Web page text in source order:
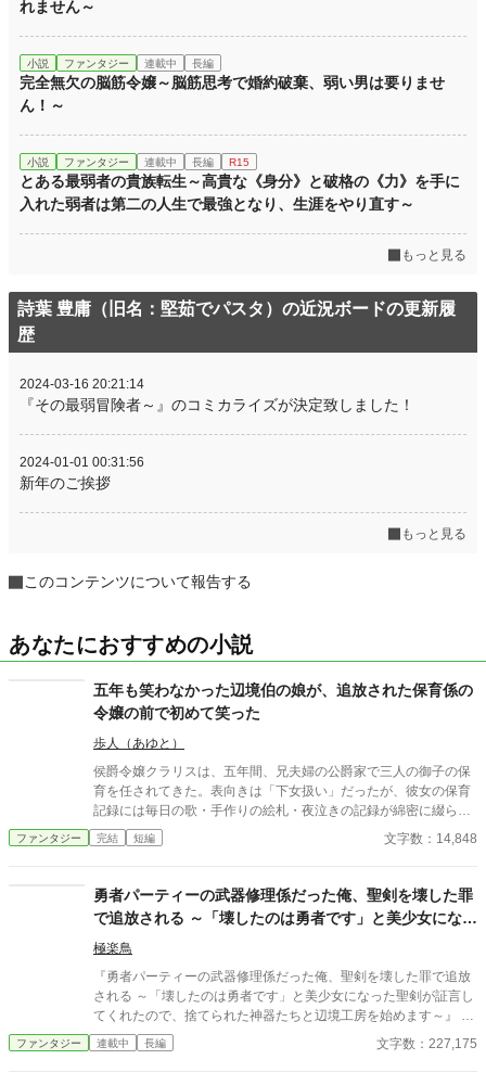
れません～
小説 ファンタジー 連載中 長編
完全無欠の脳筋令嬢～脳筋思考で婚約破棄、弱い男は要りませ
ん！～
小説 ファンタジー 連載中 長編 R15
とある最弱者の貴族転生～高貴な《身分》と破格の《力》を手に
入れた弱者は第二の人生で最強となり、生涯をやり直す～
もっと見る
詩葉 豊庸（旧名：堅茹でパスタ）の近況ボードの更新履
歴
2024-03-16 20:21:14
『その最弱冒険者～』のコミカライズが決定致しました！
2024-01-01 00:31:56
新年のご挨拶
もっと見る
このコンテンツについて報告する
あなたにおすすめの小説
五年も笑わなかった辺境伯の娘が、追放された保育係の
令嬢の前で初めて笑った
歩人（あゆと）
侯爵令嬢クラリスは、五年間、兄夫婦の公爵家で三人の御子の保
育を任されてきた。表向きは「下女扱い」だったが、彼女の保育
記録には毎日の歌・手作りの絵札・夜泣きの記録が綿密に綴られ
ていた。「育児など侍女の手伝い。本物の貴族のすることではな
いわ」兄嫁の侮辱に、クラリスは保育記録帳を置いて去る。訪ね
リャは六歳、母を亡くして以来、誰の前でも笑わなかった。「五
年、御子さま方を見続けたあなたなら、リーリャの心も読めるだ
ろうか」ロタールの不器用な依頼に、クラリスは静かに頷く。春
が来る頃、リーリャは初めて声を上げて笑った。クラリスの隣
で、ロタールも気づくと微笑んでいた——五年ぶりに。
ファンタジー 完結 短編 文字数：14,848
勇者パーティーの武器修理係だった俺、聖剣を壊した罪
で追放される ～「壊したのは勇者です」と美少女になっ
た聖剣が証言してくれたので、捨てられた
極楽鳥
『勇者パーティーの武器修理係だった俺、聖剣を壊した罪で追放
される ～「壊したのは勇者です」と美少女になった聖剣が証言し
てくれたので、捨てられた神器たちと辺境工房を始めます～』 あ
らすじ 勇者パーティーの武器修理係ラウルは、戦えない無能とし
て仲間から見下されていた。 ある日、ラウルの警告を無視した勇
ファンタジー 連載中 長編 文字数：227,175